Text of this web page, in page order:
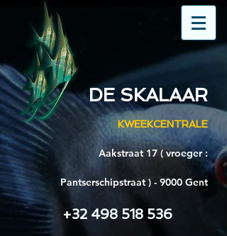
DE SKALAAR
KWEEKCENTRALE
Aakstraat 17 ( vroeger :
Pantserschipstraat ) - 9000 Gent
+32 498 518 536